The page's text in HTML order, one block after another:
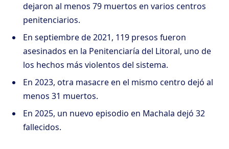
dejaron al menos 79 muertos en varios centros
penitenciarios.
En septiembre de 2021, 119 presos fueron
asesinados en la Penitenciaría del Litoral, uno de
los hechos más violentos del sistema.
En 2023, otra masacre en el mismo centro dejó al
menos 31 muertos.
En 2025, un nuevo episodio en Machala dejó 32
fallecidos.